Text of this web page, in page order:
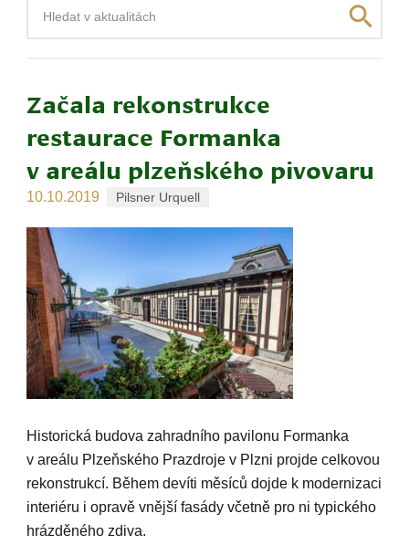
Začala rekonstrukce
restaurace Formanka
v areálu plzeňského pivovaru
10.10.2019 Pilsner Urquell
Historická budova zahradního pavilonu Formanka
v areálu Plzeňského Prazdroje v Plzni projde celkovou
rekonstrukcí. Během devíti měsíců dojde k modernizaci
interiéru i opravě vnější fasády včetně pro ni typického
hrázděného zdiva.